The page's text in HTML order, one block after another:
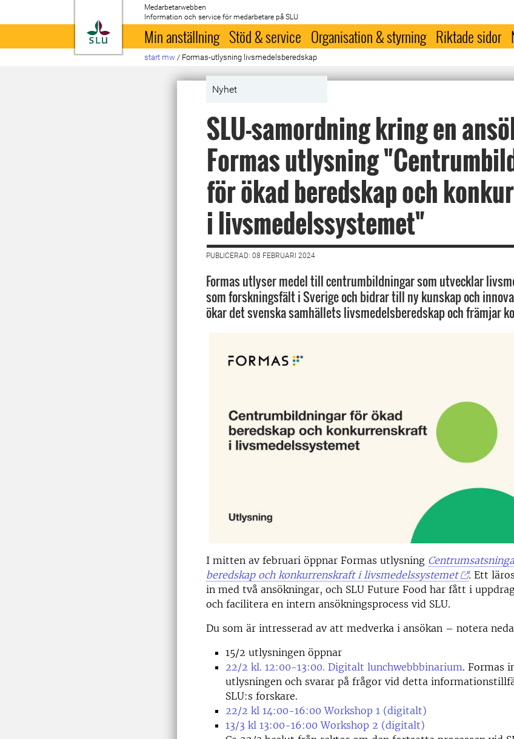
Till startsida
Medarbetarwebben
Information och service för medarbetare på SLU
Min anställning Stöd & service Organisation & styrning Riktade sidor
start mw / Formas-utlysning livsmedelsberedskap
Nyhet
SLU-samordning kring en
Formas utlysning
för ökad beredskap och
i livsmedelssystemet"
PUBLICERAD: 08 FEBRUARI 2024
Formas utlyser medel till centrumbildningar som utvecklar
som forskningsfält i Sverige och bidrar till ny kunskap och
ökar det svenska samhällets livsmedelsberedskap och främjar
I mitten av februari öppnar Formas utlysning
beredskap och konkurrenskraft i livsmedelssystemet
.Ett
in med två ansökningar, och SLU Future Food har fått i
och facilitera en intern ansökningsprocess vid SLU.
Du som är intresserad av att medverka i ansökan – notera
15/2 utlysningen öppnar
22/2 kl. 12:00-13:00. Digitalt lunchwebbbinarium. Formas
utlysningen och svarar på frågor vid detta
SLU:s forskare.
22/2 kl 14:00-16:00 Workshop 1 (digitalt)
13/3 kl 13:00-16:00 Workshop 2 (digitalt)